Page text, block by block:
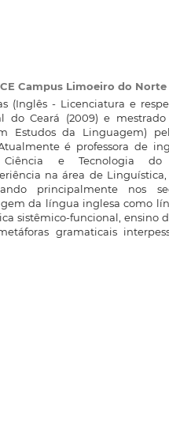
Campus Limoeiro do Norte
(Inglês - Licenciatura e
do Ceará (2009) e
Estudos da Linguagem)
é professora de
e Tecnologia do
na área de
principalmente nos
da língua inglesa como
sistêmico-funcional, ensino
gramaticais